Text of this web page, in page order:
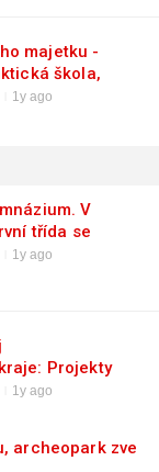
majetku -
škola,
1y ago
V
třída se
1y ago
Projekty
1y ago
archeopark zve